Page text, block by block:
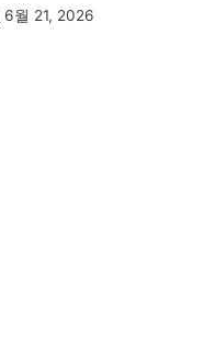
6월 21, 2026